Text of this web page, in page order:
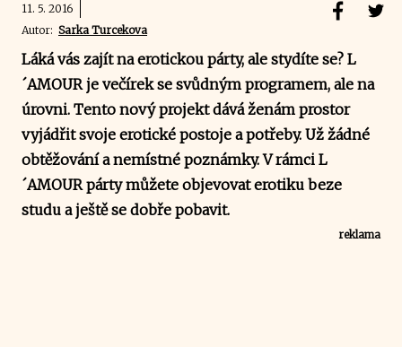
11. 5. 2016
Autor: Sarka Turcekova
Láká vás zajít na erotickou párty, ale stydíte se? L
´AMOUR je večírek se svůdným programem, ale na
úrovni. Tento nový projekt dává ženám prostor
vyjádřit svoje erotické postoje a potřeby. Už žádné
obtěžování a nemístné poznámky. V rámci L
´AMOUR párty můžete objevovat erotiku beze
studu a ještě se dobře pobavit.
reklama